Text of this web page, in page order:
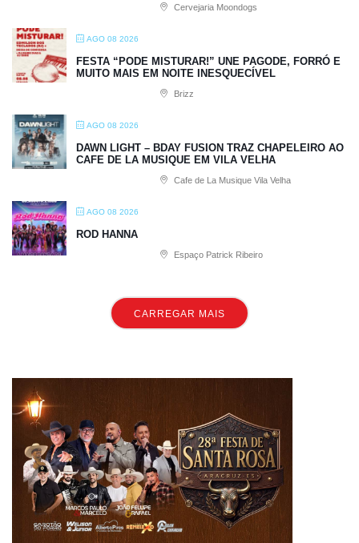
Cervejaria Moondogs
AGO 08 2026
FESTA “PODE MISTURAR!” UNE PAGODE, FORRÓ E
MUITO MAIS EM NOITE INESQUECÍVEL
Brizz
AGO 08 2026
DAWN LIGHT – BDAY FUSION TRAZ CHAPELEIRO AO
CAFE DE LA MUSIQUE EM VILA VELHA
Cafe de La Musique Vila Velha
AGO 08 2026
ROD HANNA
Espaço Patrick Ribeiro
CARREGAR MAIS